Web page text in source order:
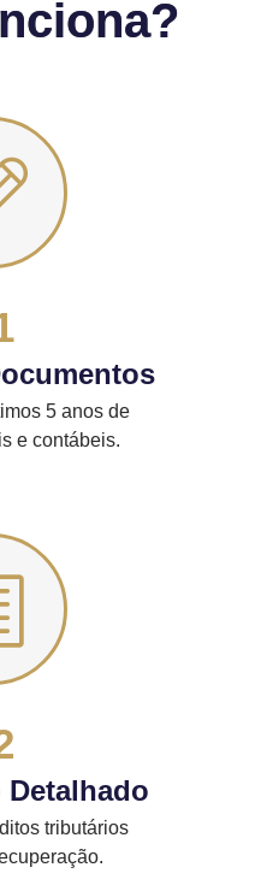
5 anos de
e contábeis.
tributários